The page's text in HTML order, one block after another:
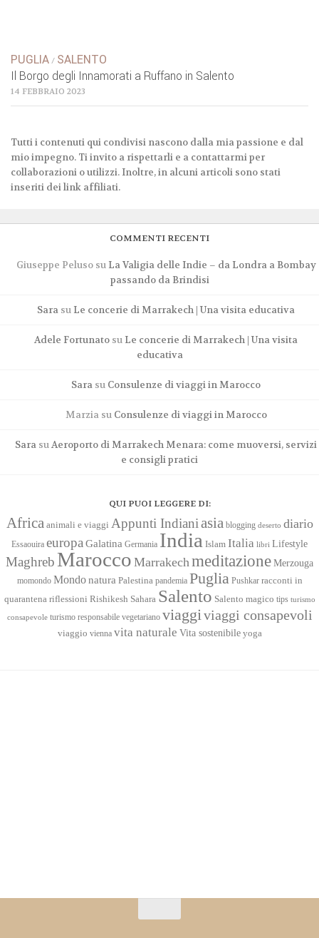
PUGLIA / SALENTO
Il Borgo degli Innamorati a Ruffano in Salento
14 FEBBRAIO 2023
Tutti i contenuti qui condivisi nascono dalla mia passione e dal
mio impegno. Ti invito a rispettarli e a contattarmi per
collaborazioni o utilizzi. Inoltre, in alcuni articoli sono stati
inseriti dei link affiliati.
COMMENTI RECENTI
Giuseppe Pelusosu La Valigia delle Indie – da Londra a Bombay
passando da Brindisi
Sara su Le concerie di Marrakech | Una visita educativa
Adele Fortunato su Le concerie di Marrakech | Una visita
educativa
Sara su Consulenze di viaggi in Marocco
Marziasu Consulenze di viaggi in Marocco
Sara suAeroporto di Marrakech Menara: come muoversi, servizi
e consigli pratici
QUI PUOI LEGGERE DI:
Africa animali e viaggi Appunti Indianiasia blogging deserto diario
Essaouira europa Galatina Germania India Islam Italia libri Lifestyle
Maghreb Marocco Marrakech meditazioneMerzouga
momondo Mondo natura Palestina pandemia Puglia Pushkar racconti in
quarantena riflessioni Rishikesh Sahara Salento Salento magico tips turismo
consapevole turismo responsabile vegetariano viaggi viaggi consapevoli
viaggio vienna vita naturale Vita sostenibile yoga